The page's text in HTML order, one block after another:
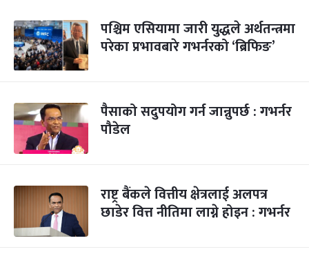
पश्चिम एसियामा जारी युद्धले अर्थतन्त्रमा
परेका प्रभावबारे गभर्नरको ‘ब्रिफिङ’
पैसाको सदुपयोग गर्न जान्नुपर्छ : गभर्नर
पौडेल
राष्ट्र बैंकले वित्तीय क्षेत्रलाई अलपत्र
छाडेर वित्त नीतिमा लाग्ने होइन : गभर्नर